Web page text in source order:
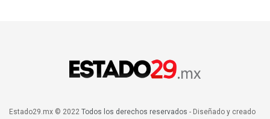
Estado29.mx © 2022 Todos los derechos reservados - Diseñado y creado